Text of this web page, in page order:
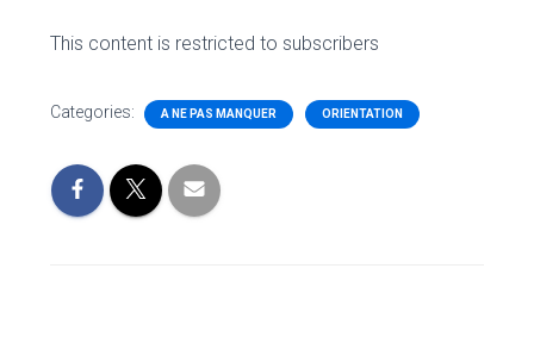
This content is restricted to subscribers
Categories: A NE PAS MANQUER ORIENTATION